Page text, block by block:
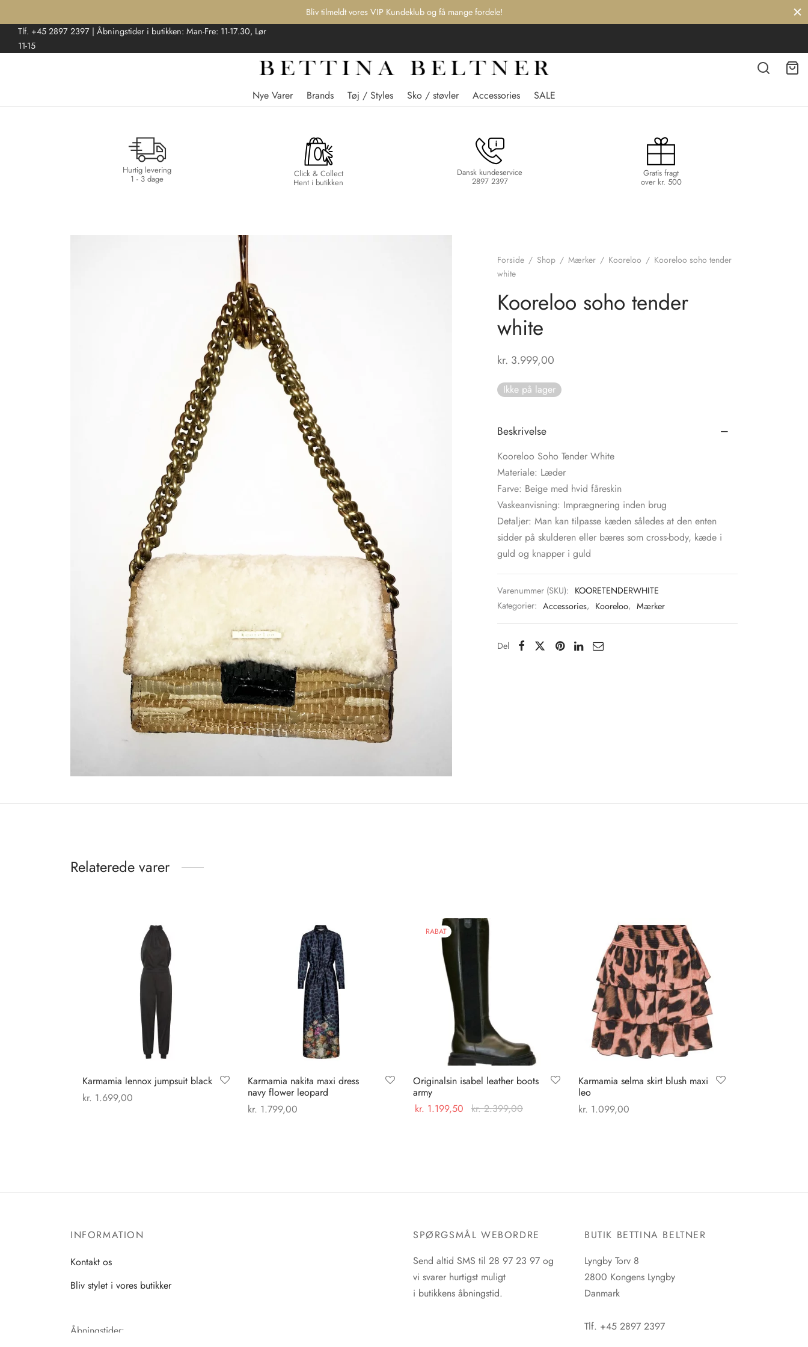
Bliv tilmeldt vores VIP Kundeklub og få mange fordele!
Tlf. +45 2897 2397 | Åbningstider i butikken: Man-Fre: 11-17.30, Lør
11-15
Nye Varer Brands Tøj / Styles Sko / støvler Accessories SALE
Hurtig levering
1 - 3 dage Click & Collect
Hent i butikken
Dansk kundeservice
2897 2397
Gratis fragt
over kr. 500
Forside / Shop / Mærker / Kooreloo / Kooreloo soho tender
white
Kooreloo soho tender
white
kr. 3.999,00
Ikke på lager
Beskrivelse
Kooreloo Soho Tender White
Materiale: Læder
Farve: Beige med hvid fåreskin
Vaskeanvisning: Imprægnering inden brug
Detaljer: Man kan tilpasse kæden således at den enten
sidder på skulderen eller bæres som cross-body, kæde i
guld og knapper i guld
Varenummer (SKU): KOORETENDERWHITE
Kategorier: Accessories, Kooreloo, Mærker
Del
Relaterede varer
Karmamia lennox jumpsuit black
kr. 1.699,00
Mulighederne
Karmamia nakita maxi dress
navy flower leopard
kr. 1.799,00
varianter.
RABAT
Originalsin isabel leather boots
army
kr. 1.199,50 kr.2.399,00
vælges
på
varesiden
Karmamia selma skirt blush maxi
leo
kr. 1.099,00
INFORMATION
Kontakt os
Bliv stylet i vores butikker
Åbningstider:
SPØRGSMÅL WEBORDRE
Send altid SMS til 28 97 23 97 og
vi svarer hurtigst muligt
i butikkens åbningstid.
BUTIK BETTINA BELTNER
Lyngby Torv 8
2800 Kongens Lyngby
Danmark
Tlf. +45 2897 2397